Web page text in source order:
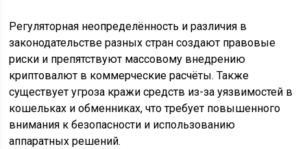
Регуляторная неопределённость и различия в
законодательстве разных стран создают правовые
риски и препятствуют массовому внедрению
криптовалют в коммерческие расчёты. Также
существует угроза кражи средств из-за уязвимостей в
кошельках и обменниках, что требует повышенного
внимания к безопасности и использованию
аппаратных решений.